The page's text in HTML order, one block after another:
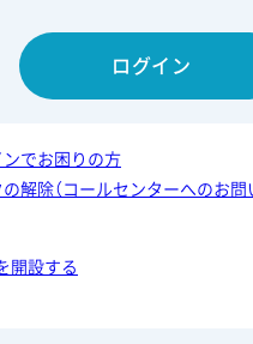
ログイン
ンでお困りの方
解除（コールセンターへのお問
開設する